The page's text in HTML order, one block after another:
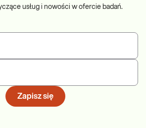
usług i nowości w ofercie badań.
Zapisz się